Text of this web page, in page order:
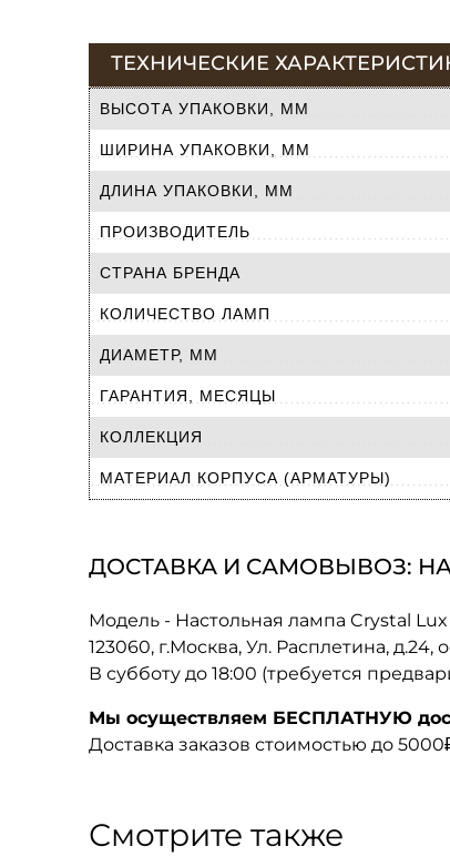
ТЕХНИЧЕСКИЕ
ВЫСОТА УПАКОВКИ, ММ
ШИРИНА УПАКОВКИ, ММ
ДЛИНА УПАКОВКИ, ММ
ПРОИЗВОДИТЕЛЬ
СТРАНА БРЕНДА
КОЛИЧЕСТВО ЛАМП
ДИАМЕТР, ММ
ГАРАНТИЯ, МЕСЯЦЫ
КОЛЛЕКЦИЯ
МАТЕРИАЛ КОРПУСА (АРМАТУРЫ)
ДОСТАВКА И САМОВЫВОЗ:
Модель - Настольная лампа Crystal Lux
123060, г.Москва, Ул. Расплетина,
В субботу до 18:00 (требуется
Мы осуществляем БЕСПЛАТНУЮ
Доставка заказов стоимостью до
Смотрите также